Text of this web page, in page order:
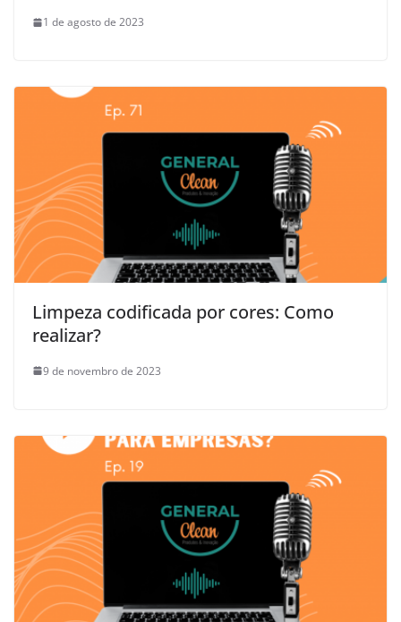
1 de agosto de 2023
Limpeza codificada por cores: Como
realizar?
9 de novembro de 2023